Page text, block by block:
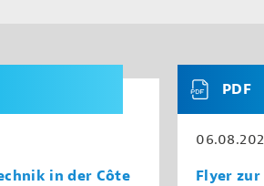
in der Côte
PDF
Flyer